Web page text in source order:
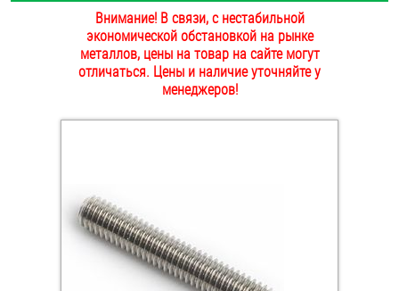
ОПЛАТА И ДОСТАВКА
НАШИ МАГАЗИНЫ
Заклепки (Гайки-Заклепки)
Инструмент
Внимание! В связи, с нестабильной
экономической обстановкой на рынке
металлов, цены на товар на сайте могут
отличаться. Цены и наличие уточняйте у
менеджеров!